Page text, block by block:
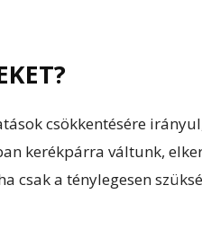
csökkentésére
kerékpárra váltunk,
csak a ténylegesen